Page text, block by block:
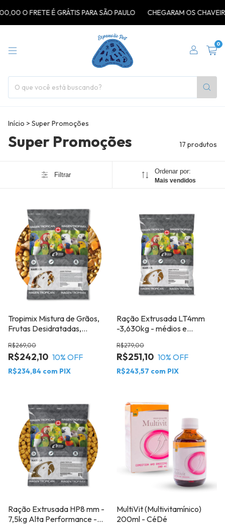
O FRETE É GRÁTIS PARA SÃO PAULO CHEGARAM OS
0
Início > Super Promoções
Super Promoções 17 produtos
Filtrar Ordenar por:
Mais vendidos
Tropimix Mistura de Grãos,
Frutas Desidratadas,
Pequenos e Médios
Psitacídeos 3.63kg - Hari
R$242,10
R$269,00
10% OFF
R$234,84 com PIX
Ração Extrusada LT4mm
-3,630kg - médios e
4mm - Hari
R$251,10
R$279,00
10% OFF
R$243,57 com PIX
Ração Extrusada HP8 mm -
7,5kg Alta Performance -
MultiVit (Multivitamínico)
200ml - CéDé